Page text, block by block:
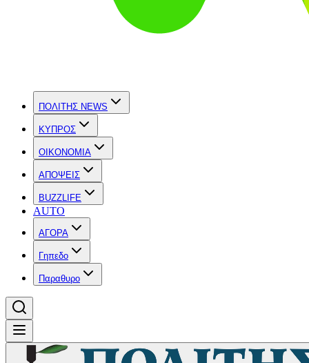
ΠΟΛΙΤΗΣ NEWS
ΚΥΠΡΟΣ
OIKONOMIA
ΑΠΟΨΕΙΣ
BUZZLIFE
AUTO
ΑΓΟΡΑ
Γηπεδο
Παραθυρο